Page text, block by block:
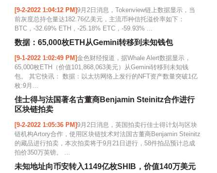
[9-2-2022 1:04:12 PM]9月2日消息，Tokenview链上数据显示，当
前灰度总持仓量达182.76亿美元，主流币种信托溢价率如下：
BTC，-32.69% ETH，-25.18% ETC，-59.93% ...
数据：65,000枚ETH从Gemini转移到未知钱包
[9-1-2022 1:02:49 PM]金色财经报道，据Whale Alert数据显示，
65,000枚ETH（价值101,868,063美元）从Gemini转移到未知钱
包。 其它快讯： 数据：以太坊网络上发行的NFT资产数量突破1亿
枚:9月...
佳士得与法国著名古董商Benjamin Steinitz合作进行
区块链拍卖
[9-2-2022 1:05:36 PM]9月2日消息，英国拍卖行佳士得计划与区块
链机构Artory合作，使用区块链技术对法国古董商Benjamin Steinitz
的藏品进行拍卖，本次拍卖将于9月21日进行，58件拍品预计总成
拍价350万英镑。 ...
未知地址向币安转入1149亿枚SHIB，价值140万美元